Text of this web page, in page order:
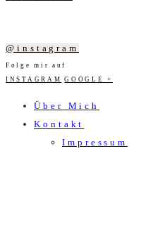
@instagram
Folge mir auf
INSTAGRAM
GOOGLE +
Über Mich
Kontakt
Impressum